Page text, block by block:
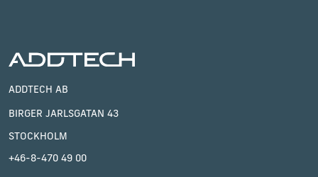
ADDTECH AB
BIRGER JARLSGATAN 43
STOCKHOLM
+46-8-470 49 00